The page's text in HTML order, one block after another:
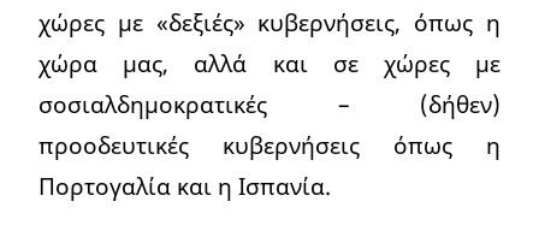
χώρες με «δεξιές» κυβερνήσεις, όπως η
χώρα μας, αλλά και σε χώρες με
σοσιαλδημοκρατικές – (δήθεν)
προοδευτικές κυβερνήσεις όπως η
Πορτογαλία και η Ισπανία.